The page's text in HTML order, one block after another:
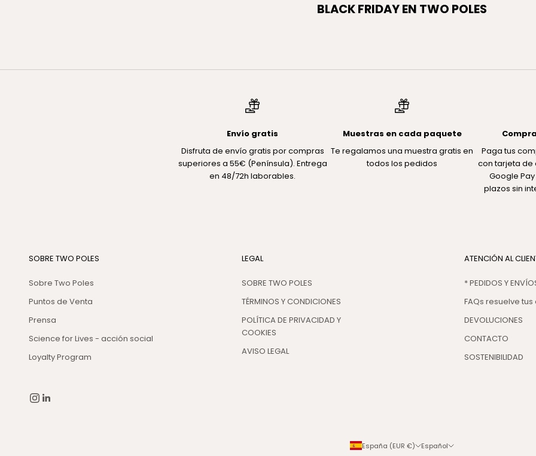
BLACK FRIDAY EN TWO POLES
Envío gratis
Disfruta de envío gratis por compras
superiores a 55€ (Península). Entrega
en 48/72h laborables.
Muestras en cada paquete
Te regalamos una muestra gratis en
todos los pedidos
Paga tus
con tarjeta de
Google
plazos sin
SOBRE TWO POLES
Sobre Two Poles
Puntos de Venta
Prensa
Science for Lives - acción social
Loyalty Program
LEGAL
SOBRE TWO POLES
TÉRMINOS Y CONDICIONES
POLÍTICA DE PRIVACIDAD Y
COOKIES
AVISO LEGAL
ATENCIÓN AL
* PEDIDOS Y
FAQs resuelve
DEVOLUCIONES
CONTACTO
SOSTENIBILIDAD
España (EUR €) Español